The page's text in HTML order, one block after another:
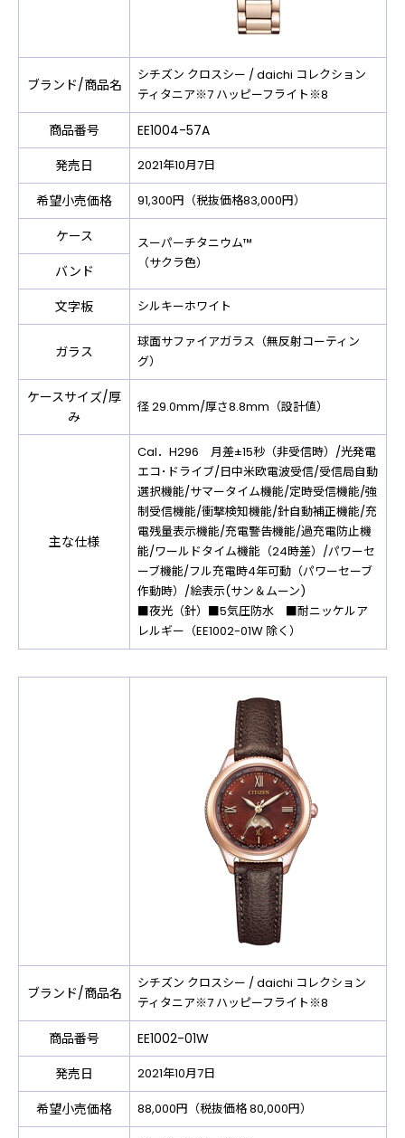
ブランド/商品名
シチズン クロスシー / daichi コレクション
ティタニア※7 ハッピーフライト※8
商品番号
EE1004-57A
発売日
2021年10月7日
希望小売価格 91,300円（税抜価格83,000円）
ケース
スーパーチタニウム™
（サクラ色）
バンド
文字板
シルキーホワイト
ガラス
球面サファイアガラス（無反射コーティン
グ）
ケースサイズ/厚
み
径 29.0mm/厚さ8.8mm（設計値）
主な仕様
Cal．H296 月差±15秒（非受信時）/光発電
エコ･ドライブ/日中米欧電波受信/受信局自動
選択機能/サマータイム機能/定時受信機能/強
制受信機能/衝撃検知機能/針自動補正機能/充
電残量表示機能/充電警告機能/過充電防止機
能/ワールドタイム機能（24時差）/パワーセ
ーブ機能/フル充電時4年可動（パワーセーブ
作動時）/絵表示(サン＆ムーン)
■夜光（針）■5気圧防水 ■耐ニッケルア
レルギー（EE1002-01W 除く）
ブランド/商品名
シチズン クロスシー / daichi コレクション
ティタニア※7 ハッピーフライト※8
商品番号
EE1002-01W
発売日
2021年10月7日
希望小売価格 88,000円（税抜価格 80,000円）